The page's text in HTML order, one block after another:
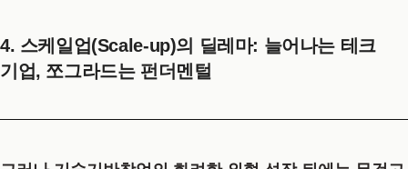
4. 스케일업(Scale-up)의 딜레마: 늘어나는 테크
기업, 쪼그라드는 펀더멘털